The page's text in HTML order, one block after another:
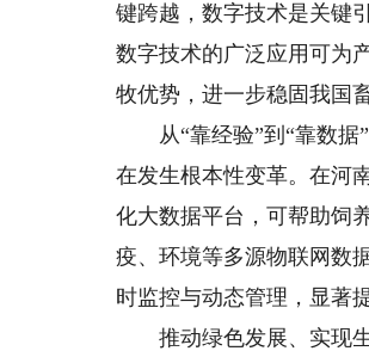
键跨越，数字技术是关键
数字技术的广泛应用可为
牧优势，进一步稳固我国
从“靠经验”到“靠数据”
在发生根本性变革。在河
化大数据平台，可帮助饲
疫、环境等多源物联网数
时监控与动态管理，显著
推动绿色发展、实现生